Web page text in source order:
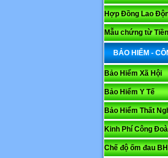
Hợp Đồng Lao
Mẫu chứng từ
BẢO HIỂM -
Bảo Hiểm Xã Hội
Bảo Hiểm Y Tế
Bảo Hiểm Thất
Kinh Phí Công
Chế độ ốm đau